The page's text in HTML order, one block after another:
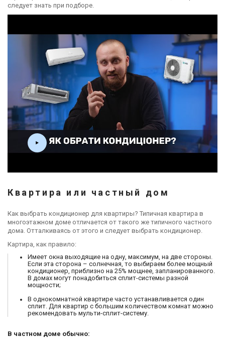
следует знать при подборе.
Квартира или частный дом
Как выбрать кондиционер для квартиры? Типичная квартира в
многоэтажном доме отличается от такого же типичного частного
дома. Отталкиваясь от этого и следует выбрать кондиционер.
Картира, как правило:
Имеет окна выходящие на одну, максимум, на две стороны.
Если эта сторона – солнечная, то выбираем более мощный
кондиционер, приблизно на 25% мощнее, запланированного.
В домах могут понадобиться сплит-системы разной
мощности;
В однокомнатной квартире часто устанавливается один
сплит. Для квартир с большим количеством комнат можно
рекомендовать мульти-сплит-систему.
В частном доме обычно: